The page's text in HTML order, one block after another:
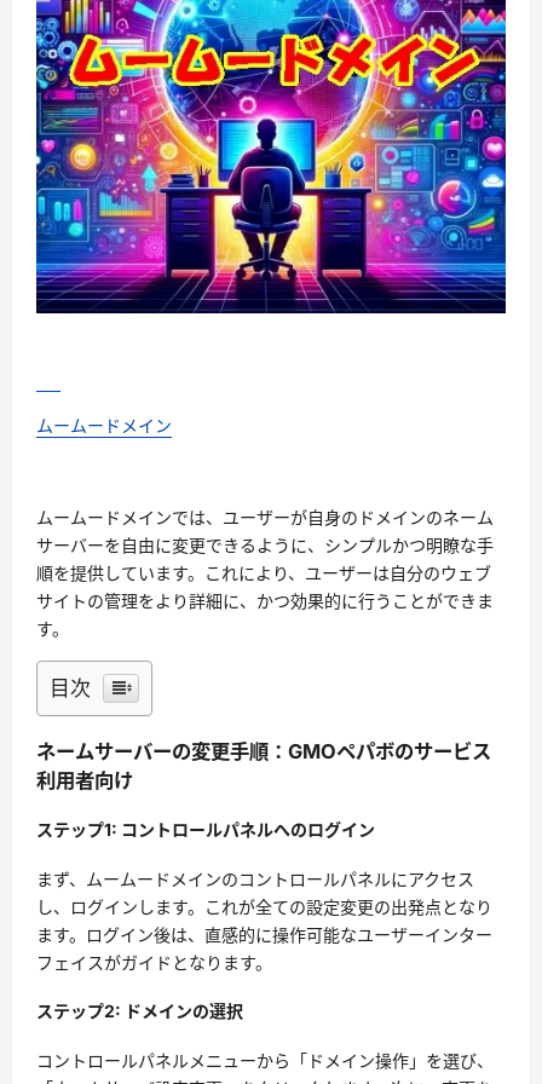
ムームードメイン
ムームードメインでは、ユーザーが自身のドメインのネーム
サーバーを自由に変更できるように、シンプルかつ明瞭な手
順を提供しています。これにより、ユーザーは自分のウェブ
サイトの管理をより詳細に、かつ効果的に行うことができま
す。
目次
ネームサーバーの変更手順：GMOペパボのサービス
利用者向け
ステップ1: コントロールパネルへのログイン
まず、ムームードメインのコントロールパネルにアクセス
し、ログインします。これが全ての設定変更の出発点となり
ます。ログイン後は、直感的に操作可能なユーザーインター
フェイスがガイドとなります。
ステップ2: ドメインの選択
コントロールパネルメニューから「ドメイン操作」を選び、